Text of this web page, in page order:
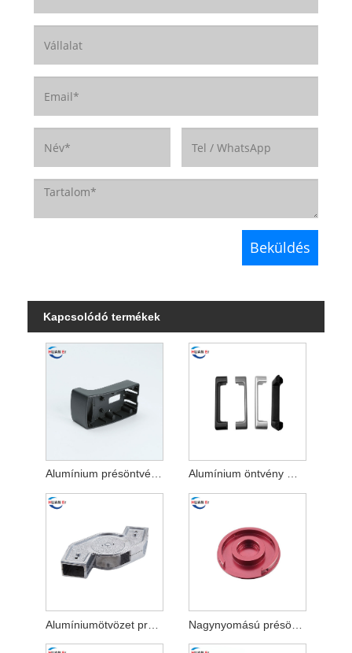
Kapcsolódó termékek
Alumínium présöntvény 3D nyomtatási alkatrészek Alumínium öntvény motorkerékpár- és kerékpáralkatrészek
Nagynyomású présöntvény alkatrészek